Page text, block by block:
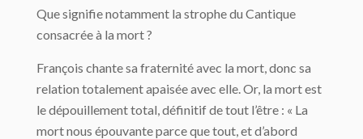
Que signifie notamment la strophe du Cantique
consacrée à la mort ?
François chante sa fraternité avec la mort, donc sa
relation totalement apaisée avec elle. Or, la mort est
le dépouillement total, définitif de tout l’être : « La
mort nous épouvante parce que tout, et d’abord